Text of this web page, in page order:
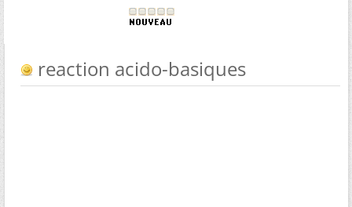
reaction acido-basiques